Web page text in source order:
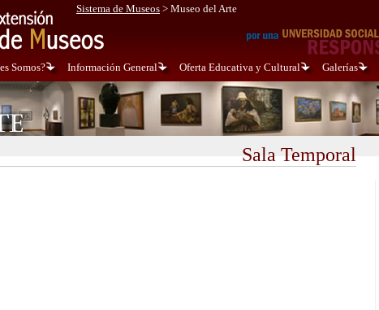
Sistema de Museos > Museo del Arte
Somos? Información General Oferta Educativa y Cultural Galerías
Sala Temporal